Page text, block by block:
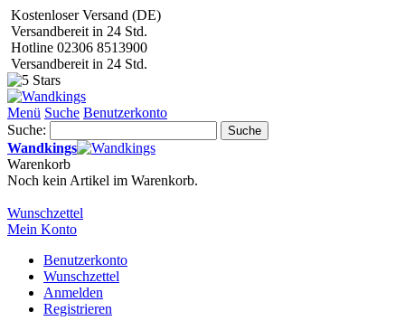
Kostenloser Versand (DE)
Versandbereit in 24 Std.
Hotline 02306 8513900
Versandbereit in 24 Std.
Menü Suche Benutzerkonto
Suche:
Suche
Wandkings
Warenkorb
Noch kein Artikel im Warenkorb.
Wunschzettel
Mein Konto
Benutzerkonto
Wunschzettel
Anmelden
Registrieren